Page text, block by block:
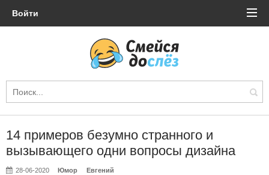
Войти
14 примеров безумно странного и
вызывающего одни вопросы дизайна
28-06-2020 Юмор Евгений